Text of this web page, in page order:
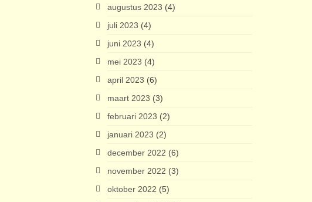
augustus 2023 (4)
juli 2023 (4)
juni 2023 (4)
mei 2023 (4)
april 2023 (6)
maart 2023 (3)
februari 2023 (2)
januari 2023 (2)
december 2022 (6)
november 2022 (3)
oktober 2022 (5)